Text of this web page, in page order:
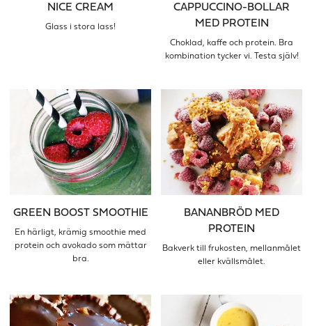
NICE CREAM
Glass i stora lass!
CAPPUCCINO-BOLLAR
MED PROTEIN
Choklad, kaffe och protein. Bra
kombination tycker vi. Testa själv!
GREEN BOOST SMOOTHIE
En härligt, krämig smoothie med
protein och avokado som mättar
bra.
BANANBRÖD MED
PROTEIN
Bakverk till frukosten, mellanmålet
eller kvällsmålet.